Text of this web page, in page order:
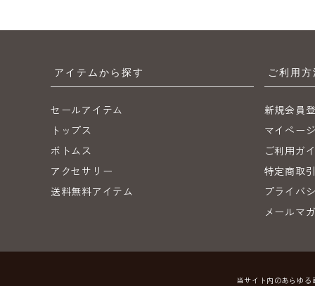
アイテムから探す
セールアイテム
トップス
ボトムス
アクセサリー
送料無料アイテム
ご利用
新規会員
マイペー
ご利用ガ
特定商取
プライバ
メールマ
当サイト内のあらゆ